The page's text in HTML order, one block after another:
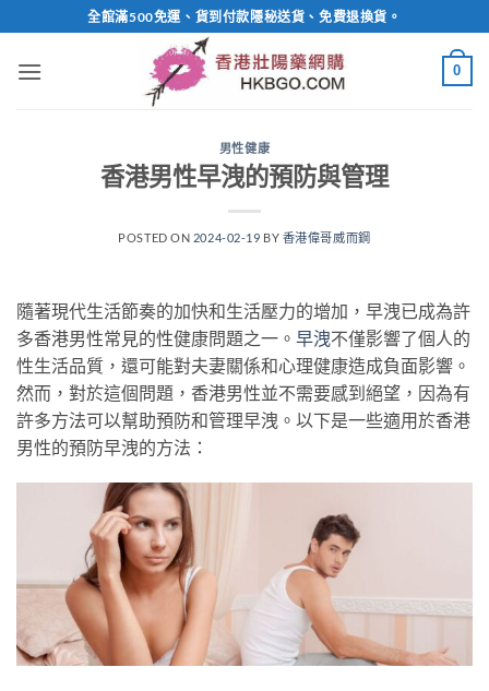
to
content
全館滿500免運、貨到付款隱秘送貨、免費退換貨。
0
男性健康
香港男性早洩的預防與管理
POSTED ON 2024-02-19 BY 香港偉哥威而鋼
隨著現代生活節奏的加快和生活壓力的增加，早洩已成為許
多香港男性常見的性健康問題之一。 早洩不僅影響了個人的
性生活品質，還可能對夫妻關係和心理健康造成負面影響。
然而，對於這個問題，香港男性並不需要感到絕望，因為有
許多方法可以幫助預防和管理早洩。以下是一些適用於香港
男性的預防早洩的方法：